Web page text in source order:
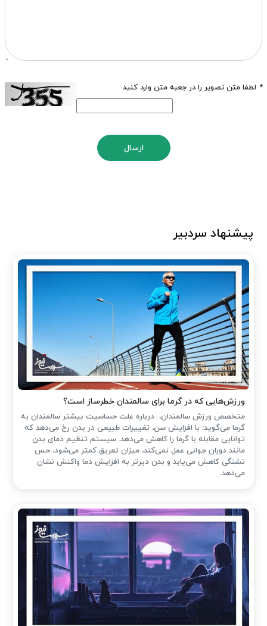
* لطفا متن تصویر را در جعبه متن وارد کنید
ارسال
پیشنهاد سردبیر
ورزش‌هایی که در گرما برای سالمندان خطرساز است؟
متخصص ورزش سالمندان، درباره علت حساسیت بیشتر سالمندان به
گرما می‌گوید: با افزایش سن، تغییرات طبیعی در بدن رخ می‌دهد که
توانایی مقابله با گرما را کاهش می‌دهد. سیستم تنظیم دمای بدن
مانند دوران جوانی عمل نمی‌کند، میزان تعریق کمتر می‌شود، حس
تشنگی کاهش می‌یابد و بدن دیرتر به افزایش دما واکنش نشان
می‌دهد.